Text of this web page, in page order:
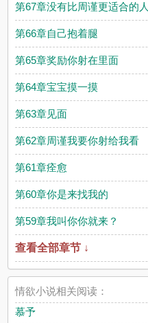
第67章没有比周谨更适合的人
第66章自己抱着腿
第65章奖励你射在里面
第64章宝宝摸一摸
第63章见面
第62章周谨我要你射给我看
第61章痊愈
第60章你是来找我的
第59章我叫你你就来？
查看全部章节 ↓
情欲小说相关阅读：
慕予